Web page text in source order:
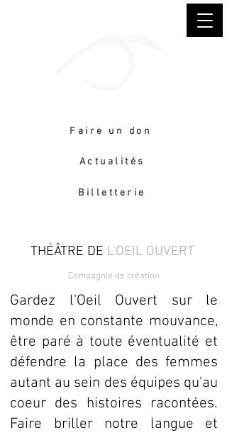
Faire un don
Actualités
Billetterie
THÉÂTRE DE L'OEIL OUVERT
Compagnie de création
Gardez l'Oeil Ouvert sur le
monde en constante mouvance,
être paré à toute éventualité et
défendre la place des femmes
autant au sein des équipes qu'au
coeur des histoires racontées.
Faire briller notre langue et